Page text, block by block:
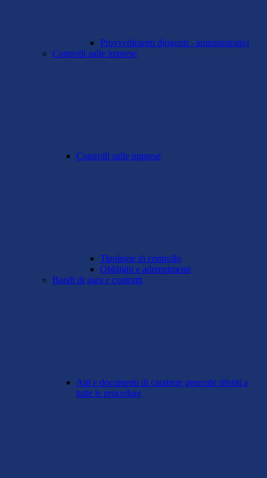
Provvedimenti dirigenti - amministrativi
Controlli sulle imprese
Controlli sulle imprese
Tipologie di controllo
Obblighi e adempimenti
Bandi di gara e contratti
Atti e documenti di carattere generale riferiti a
tutte le procedure